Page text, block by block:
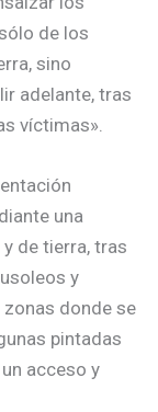
de los
sino
adelante, tras
víctimas».
una
de tierra, tras
y
donde se
pintadas
acceso y